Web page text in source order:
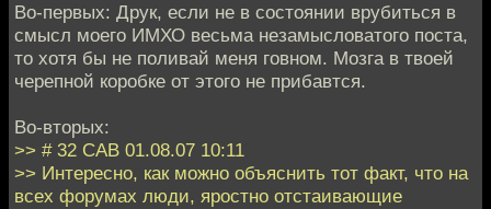
Во-первых: Друк, если не в состоянии врубиться в
смысл моего ИМХО весьма незамысловатого поста,
то хотя бы не поливай меня говном. Мозга в твоей
черепной коробке от этого не прибавтся.
Во-вторых:
>> # 32 CAB 01.08.07 10:11
>> Интересно, как можно объяснить тот факт, что на
всех форумах люди, яростно отстаивающие